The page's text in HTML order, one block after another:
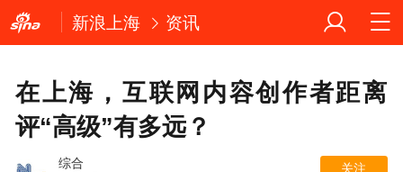
新浪上海 资讯
在上海，互联网内容创作者距离
评“高级”有多远？
综合 关注